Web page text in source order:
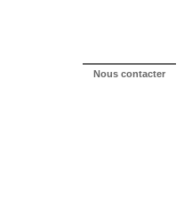
Nous contacter